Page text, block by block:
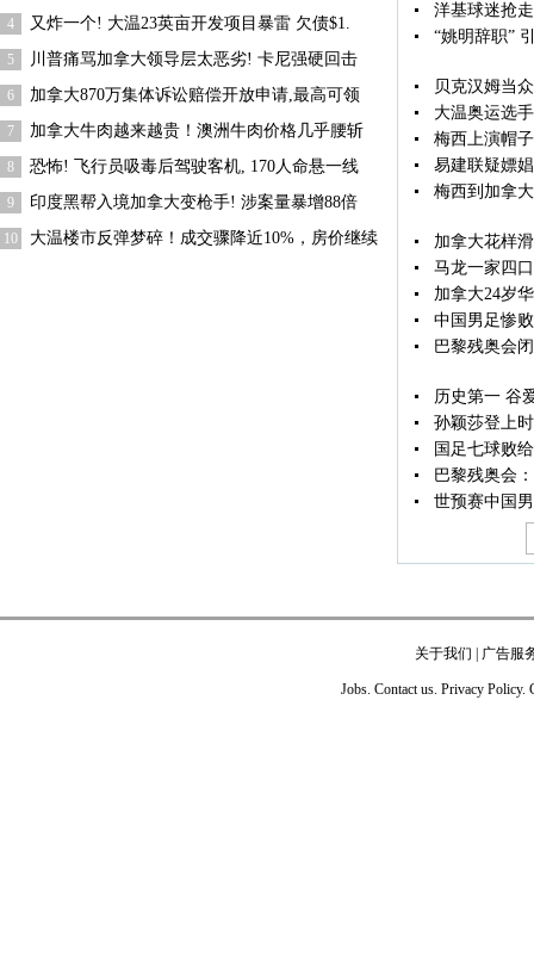
4 又炸一个! 大温23英亩开发项目暴雷 欠债$1.
5 川普痛骂加拿大领导层太恶劣! 卡尼强硬回击
6 加拿大870万集体诉讼赔偿开放申请,最高可领
7 加拿大牛肉越来越贵！澳洲牛肉价格几乎腰斩
8 恐怖! 飞行员吸毒后驾驶客机, 170人命悬一线
9 印度黑帮入境加拿大变枪手! 涉案量暴增88倍
10 大温楼市反弹梦碎！成交骤降近10%，房价继续
洋基球迷抢
“姚明辞职”
贝克汉姆当
大温奥运选
梅西上演帽
易建联疑嫖
梅西到加拿
加拿大花样
马龙一家四
加拿大24岁
中国男足惨
巴黎残奥会
历史第一 谷
孙颖莎登上
国足七球败
巴黎残奥会
世预赛中国
关于我们 广告服
Jobs. Contact us. Privacy